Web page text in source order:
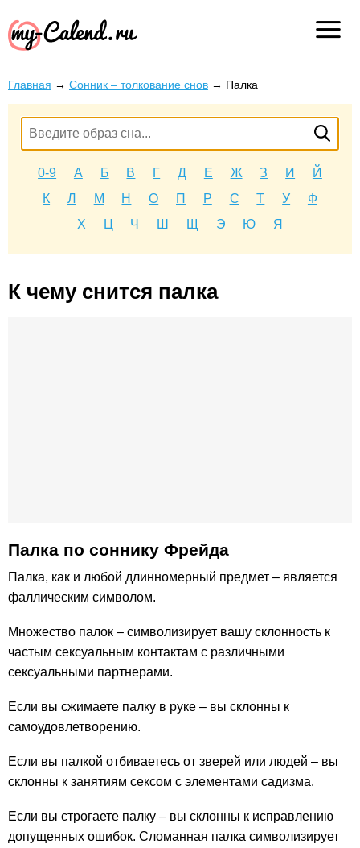
Главная → Сонник – толкование снов → Палка
0-9 А Б В Г Д Е Ж З И
Й
К
Л М Н О П Р С Т У
Ф
Х
Ц Ч Ш Щ Э Ю Я
К чему снится палка
Палка по соннику Фрейда
Палка, как и любой длинномерный предмет – является
фаллическим символом.
Множество палок – символизирует вашу склонность к
частым сексуальным контактам с различными
сексуальными партнерами.
Если вы сжимаете палку в руке – вы склонны к
самоудовлетворению.
Если вы палкой отбиваетесь от зверей или людей – вы
склонны к занятиям сексом с элементами садизма.
Если вы строгаете палку – вы склонны к исправлению
допущенных ошибок. Сломанная палка символизирует